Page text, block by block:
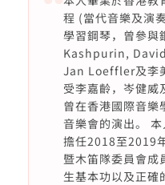
程 (當代音樂及演
學習鋼琴，曾參
Kashpurin,
Jan Loeffler及李
受李嘉齡，岑健威
曾在香港國際音樂
音樂會的演出。
擔任2018至2019
暨木笛隊委員會成
生基本功以及正